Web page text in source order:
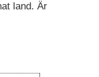
land. Är